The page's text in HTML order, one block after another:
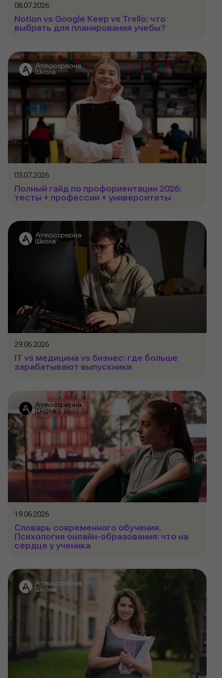
08.07.2026
Notion vs Google Keep vs Trello: что
выбрать для планирования учебы?
03.07.2026
Полный гайд по профориентации 2026:
тесты + профессии + университеты
29.06.2026
IT vs медицина vs бизнес: где больше
зарабатывают выпускники
19.06.2026
Словарь современного обучения.
Психология онлайн-образования: что на
сердце у ученика